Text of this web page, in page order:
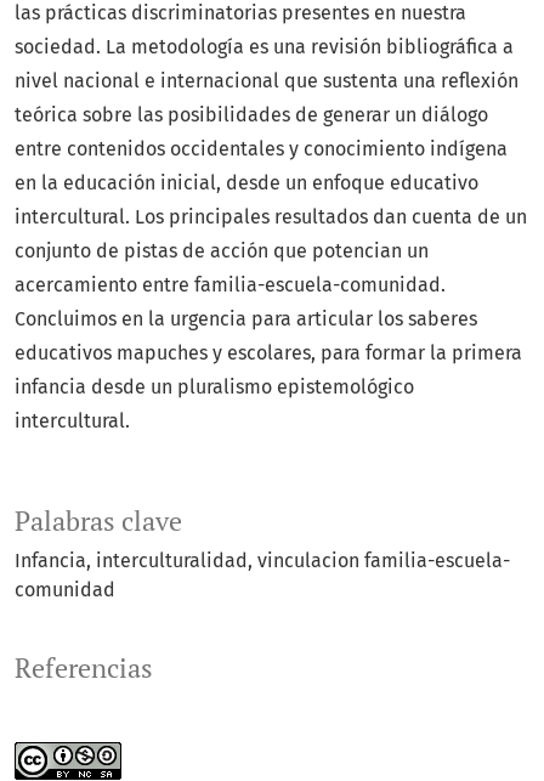
Palabras clave
Infancia interculturalidad vinculacion familia-escuela-
comunidad
las prácticas discriminatorias presentes en nuestra
sociedad. La metodología es una revisión bibliográfica a
nivel nacional e internacional que sustenta una reflexión
teórica sobre las posibilidades de generar un diálogo
entre contenidos occidentales y conocimiento indígena
en la educación inicial, desde un enfoque educativo
intercultural. Los principales resultados dan cuenta de un
conjunto de pistas de acción que potencian un
acercamiento entre familia-escuela-comunidad.
Concluimos en la urgencia para articular los saberes
educativos mapuches y escolares, para formar la primera
infancia desde un pluralismo epistemológico
intercultural.
Referencias